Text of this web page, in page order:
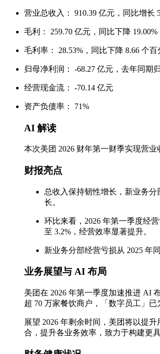
营业总收入： 910.39 亿元，同比增长
毛利： 259.70 亿元，同比下降 19.00%
毛利率： 28.53%，同比下降 8.66 个百
归母净利润： -68.27 亿元，去年同期
经营现金流： -70.14 亿元
资产负债率： 71%
AI 解读
本次美团 2026 财年第一财季实现营
财报亮点
总收入保持韧性增长，新业务
长。
环比来看，2026 年第一季度经
至 3.2%，经营效率显著提升。
新业务分部经营亏损从 2025 年
业务展望与 AI 布局
美团在 2026 年第一季度加速推进 AI
超 70 万家餐饮商户，「数字员工」
展望 2026 年剩余时间，美团将以提
合，提升各业务效率，致力于构建更